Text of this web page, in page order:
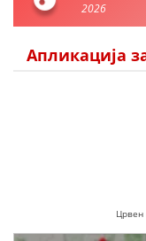
2026
Апликација
Црвен